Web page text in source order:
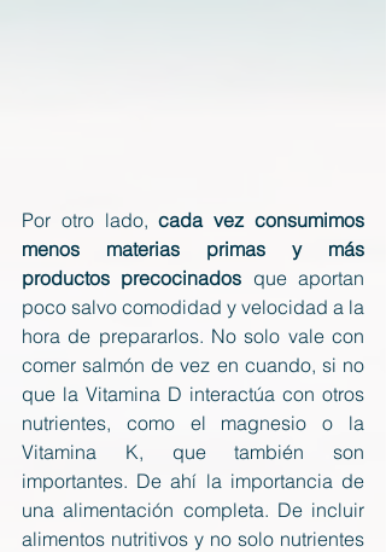
Por otro lado, cada vez consumimos
menos materias primas y más
productos precocinados que aportan
poco salvo comodidad y velocidad a la
hora de prepararlos. No solo vale con
comer salmón de vez en cuando, si no
que la Vitamina D interactúa con otros
nutrientes, como el magnesio o la
Vitamina K, que también son
importantes. De ahí la importancia de
una alimentación completa. De incluir
alimentos nutritivos y no solo nutrientes